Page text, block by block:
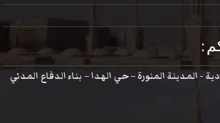
:
- المدينة المنورة – حي الهدا – بناء الدفاع المدني